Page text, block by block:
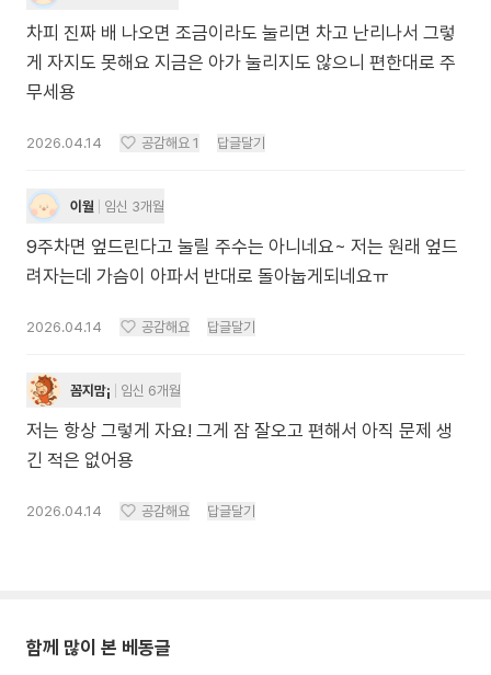
차피 진짜 배 나오면 조금이라도 눌리면 차고 난리나서 그렇
게 자지도 못해요 지금은 아가 눌리지도 않으니 편한대로 주
무세용
2026.04.14 공감해요 1 답글달기
이월 임신 3개월
9주차면 엎드린다고 눌릴 주수는 아니네요~ 저는 원래 엎드
려자는데 가슴이 아파서 반대로 돌아눕게되네요ㅠ
2026.04.14 공감해요 답글달기
꼼지맘¡ 임신 6개월
저는 항상 그렇게 자요! 그게 잠 잘오고 편해서 아직 문제 생
긴 적은 없어용
2026.04.14 공감해요 답글달기
함께 많이 본 베동글